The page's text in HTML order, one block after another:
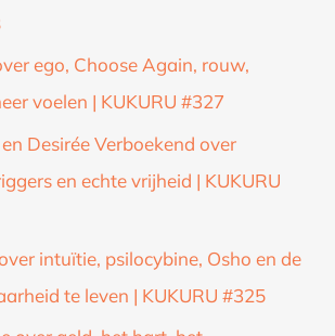
ego, Choose Again, rouw,
voelen | KUKURU #327
Desirée Verboekend over
en echte vrijheid | KUKURU
intuïtie, psilocybine, Osho en de
te leven | KUKURU #325